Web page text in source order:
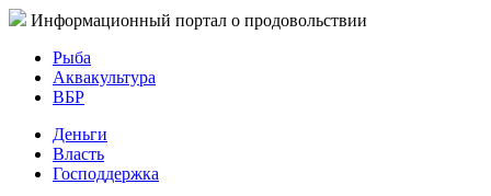
Информационный портал о продовольствии
Рыба
Аквакультура
ВБР
Деньги
Власть
Господдержка